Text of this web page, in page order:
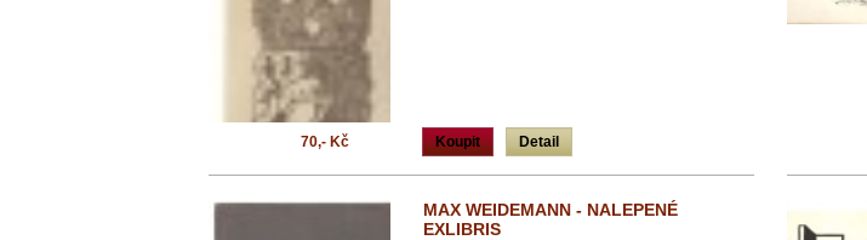
Koupit Detail
70,- Kč
MAX WEIDEMANN - NALEPENÉ
EXLIBRIS